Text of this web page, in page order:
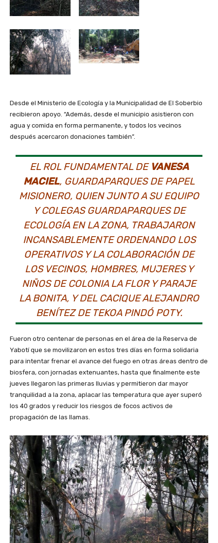
Desde el Ministerio de Ecología y la Municipalidad de El Soberbio
recibieron apoyo. “Además, desde el municipio asistieron con
agua y comida en forma permanente, y todos los vecinos
después acercaron donaciones también”.
EL ROL FUNDAMENTAL DE VANESA
MACIEL, GUARDAPARQUES DE PAPEL
MISIONERO, QUIEN JUNTO A SU EQUIPO
Y COLEGAS GUARDAPARQUES DE
ECOLOGÍA EN LA ZONA, TRABAJARON
INCANSABLEMENTE ORDENANDO LOS
OPERATIVOS Y LA COLABORACIÓN DE
LOS VECINOS, HOMBRES, MUJERES Y
NIÑOS DE COLONIA LA FLOR Y PARAJE
LA BONITA, Y DEL CACIQUE ALEJANDRO
BENÍTEZ DE TEKOA PINDÓ POTY.
Fueron otro centenar de personas en el área de la Reserva de
Yabotí que se movilizaron en estos tres días en forma solidaria
para intentar frenar el avance del fuego en otras áreas dentro de
biosfera, con jornadas extenuantes, hasta que finalmente este
jueves llegaron las primeras lluvias y permitieron dar mayor
tranquilidad a la zona, aplacar las temperatura que ayer superó
los 40 grados y reducir los riesgos de focos activos de
propagación de las llamas.